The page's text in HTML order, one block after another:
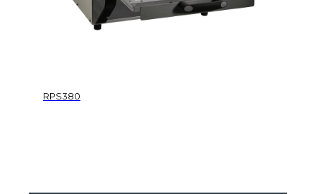
RPS380